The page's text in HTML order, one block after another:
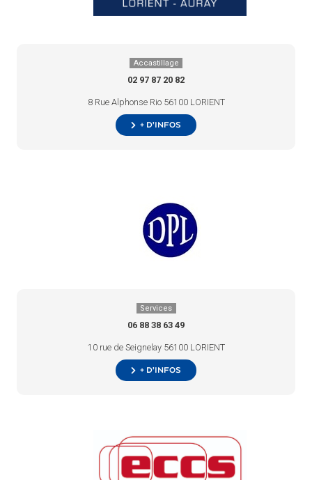
Accastillage
02 97 87 20 82
8 Rue Alphonse Rio 56100 LORIENT
+ d’infos
Services
06 88 38 63 49
10 rue de Seignelay 56100 LORIENT
+ d’infos